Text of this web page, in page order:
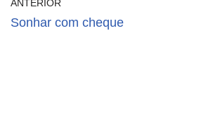
ANTERIOR
Sonhar com cheque